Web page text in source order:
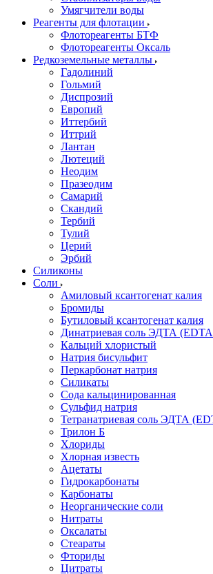
Умягчители воды
Реагенты для флотации
Флотореагенты БТФ
Флотореагенты Оксаль
Редкоземельные металлы
Гадолиний
Гольмий
Диспрозий
Европий
Иттербий
Иттрий
Лантан
Лютеций
Неодим
Празеодим
Самарий
Скандий
Тербий
Тулий
Церий
Эрбий
Силиконы
Соли
Амиловый ксантогенат калия
Бромиды
Бутиловый ксантогенат калия
Динатриевая соль ЭДТА
Кальций хлористый
Натрия бисульфит
Перкарбонат натрия
Силикаты
Сода кальцинированная
Сульфид натрия
Тетранатриевая соль ЭДТА
Трилон Б
Хлориды
Хлорная известь
Ацетаты
Гидрокарбонаты
Карбонаты
Неорганические соли
Нитраты
Оксалаты
Стеараты
Фториды
Цитраты